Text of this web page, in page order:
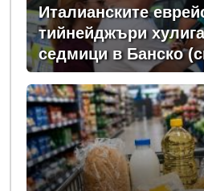
Италианските
тийнейджъри
седмици в Банско